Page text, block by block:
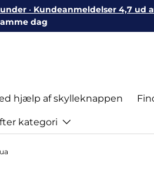
• Kundeanmeldelser 4,7 ud
dag
hjælp af skylleknappen
kategori